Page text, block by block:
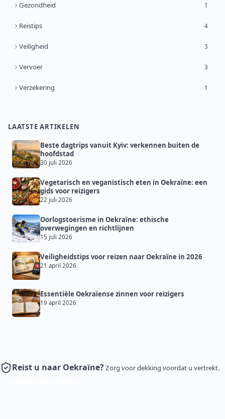
Gezondheid 1
Reistips 4
Veiligheid 3
Vervoer 3
Verzekering 1
LAATSTE ARTIKELEN
Beste dagtrips vanuit Kyiv: verkennen buiten de
hoofdstad
30 juli 2026
Vegetarisch en veganistisch eten in Oekraïne: een
gids voor reizigers
22 juli 2026
Oorlogstoerisme in Oekraïne: ethische
overwegingen en richtlijnen
15 juli 2026
Veiligheidstips voor reizen naar Oekraïne in 2026
21 april 2026
Essentiële Oekraïense zinnen voor reizigers
19 april 2026
Reist u naar Oekraïne?Zorg voor dekking voordat u vertrekt.